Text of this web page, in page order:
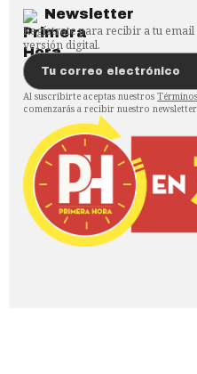
Newsletter
Regístrate para recibir a tu
versión digital.
Al suscribirte aceptas nuestros Términos
comenzarás a recibir nuestro newsletter.